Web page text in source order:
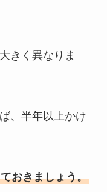
きく異なりま
、半年以上かけ
おきましょう。